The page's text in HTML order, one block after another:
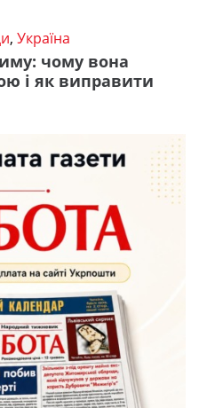
, Україна
чому вона
і як виправити